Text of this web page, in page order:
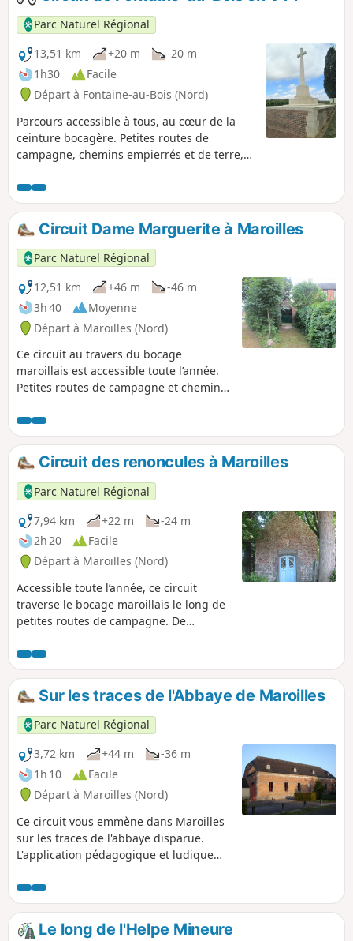
Parc Naturel Régional
13,51 km
+20 m
-20 m
1h30
Facile
Départ à Fontaine-au-Bois (Nord)
Parcours accessible à tous, au cœur de la
ceinture bocagère. Petites routes de
campagne, chemins empierrés et de terre,
et de la lisière forestière qui composent le
circuit.
Circuit Dame Marguerite à Maroilles
Parc Naturel Régional
12,51 km
+46 m
-46 m
3h 40
Moyenne
Départ à Maroilles (Nord)
Ce circuit au travers du bocage
maroillais est accessible toute l’année.
Petites routes de campagne et chemins
des fermes remarquables de la vallée
de l’Helpe Mineure.
Circuit des renoncules à Maroilles
Parc Naturel Régional
7,94 km
+22 m
-24 m
2h 20
Facile
Départ à Maroilles (Nord)
Accessible toute l’année, ce circuit
traverse le bocage maroillais le long de
petites routes de campagne. De
Thiérache jalonnent le parcours
(anciennes censes, moulin à eau,
chapelles, bocage).
Sur les traces de l'Abbaye de Maroilles
Parc Naturel Régional
3,72 km
+44 m
-36 m
1h 10
Facile
Départ à Maroilles (Nord)
Ce circuit vous emmène dans Maroilles
sur les traces de l'abbaye disparue.
L'application pédagogique et ludique
informations complètes pour
comprendre l'histoire et découvrir les
vestiges encore visibles.
Le long de l'Helpe Mineure